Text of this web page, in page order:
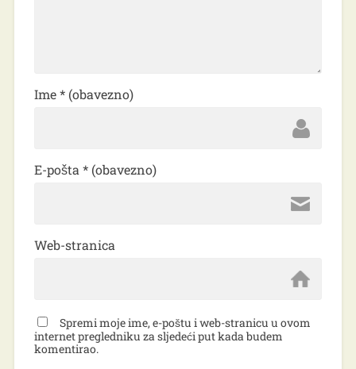
Ime* (obavezno)
E-pošta * (obavezno)
Web-stranica
Spremi moje ime, e-poštu i web-stranicu u ovom
internet pregledniku za sljedeći put kada budem
komentirao.